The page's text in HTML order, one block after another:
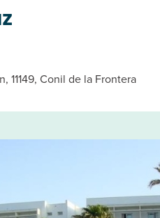
11149, Conil de la Frontera